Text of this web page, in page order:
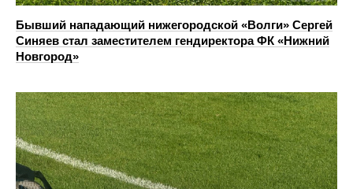
Бывший нападающий нижегородской «Волги» Сергей
Синяев стал заместителем гендиректора ФК «Нижний
Новгород»